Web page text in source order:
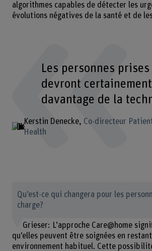
algorithmes capables de détecter les
évolutions négatives de la santé et de
Les personnes
devront
davantage de la
Kerstin Denecke
Co-directeur
Health
Qu’est-ce qui changera pour les
charge?
Grieser: L’approche Care@home
qu’elles peuvent être soignées en
environnement habituel. Cette